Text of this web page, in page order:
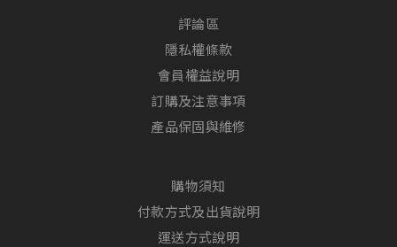
評論區
隱私權條款
會員權益說明
訂購及注意事項
產品保固與維修
購物須知
付款方式及出貨說明
運送方式說明